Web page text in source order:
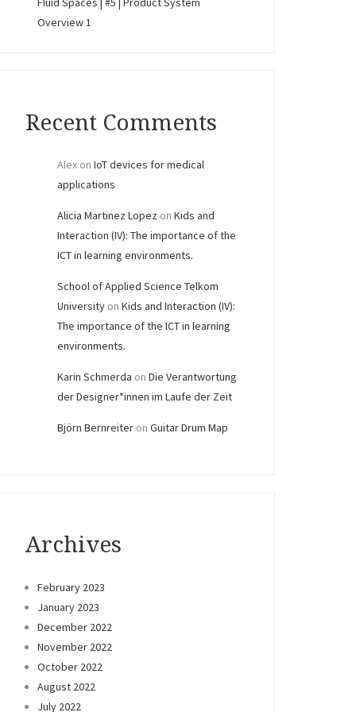
Overview 1
Recent Comments
Alex on IoT devices for medical
applications
Alicia Martinez Lopez on Kids and
Interaction (IV): The importance of the
ICT in learning environments.
School of Applied Science Telkom
University on Kids and Interaction (IV):
The importance of the ICT in learning
environments.
Karin Schmerda on Die Verantwortung
der Designer*innen im Laufe der Zeit
Björn Bernreiter on Guitar Drum Map
Archives
February 2023
January 2023
December 2022
November 2022
October 2022
August 2022
July 2022